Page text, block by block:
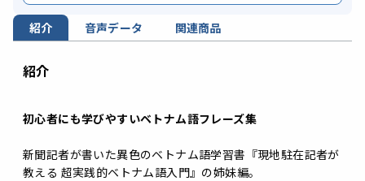
紹介 音声データ 関連商品
紹介
初心者にも学びやすいベトナム語フレーズ集
新聞記者が書いた異色のベトナム語学習書『現地駐在記者が
教える 超実践的ベトナム語入門』の姉妹編。